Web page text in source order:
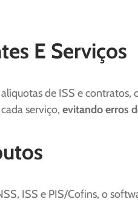
E Serviços
de ISS e contratos,
serviço, evitando erros
ISS e PIS/Cofins, o